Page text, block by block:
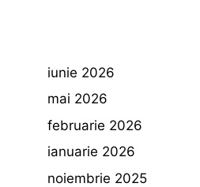
iunie 2026
mai 2026
februarie 2026
ianuarie 2026
noiembrie 2025